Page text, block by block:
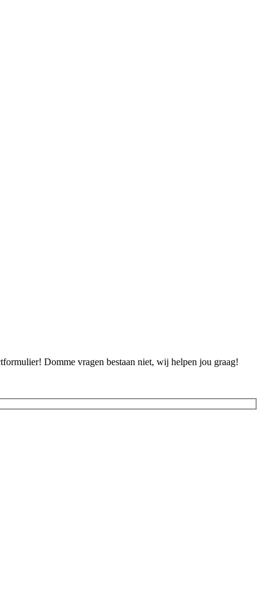
Domme vragen bestaan niet, wij helpen jou graag!